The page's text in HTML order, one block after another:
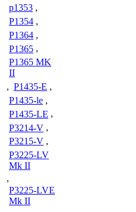
p1353 ,
P1354 ,
P1364 ,
P1365 ,
P1365 MK
II
, P1435-E ,
P1435-le ,
P1435-LE ,
P3214-V ,
P3215-V ,
P3225-LV
Mk II
,
P3225-LVE
Mk II